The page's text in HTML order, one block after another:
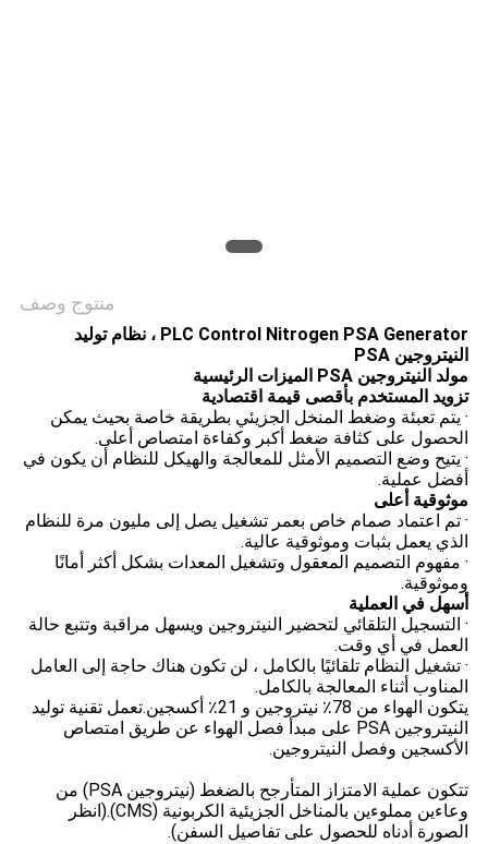
منتوج وصف
PLC Control Nitrogen PSA Generator ، نظام توليد
النيتروجين PSA
مولد النيتروجين PSA الميزات الرئيسية
تزويد المستخدم بأقصى قيمة اقتصادية
· يتم تعبئة وضغط المنخل الجزيئي بطريقة خاصة بحيث يمكن
الحصول على كثافة ضغط أكبر وكفاءة امتصاص أعلى.
· يتيح وضع التصميم الأمثل للمعالجة والهيكل للنظام أن يكون في
أفضل عملية.
موثوقية أعلى
· تم اعتماد صمام خاص بعمر تشغيل يصل إلى مليون مرة للنظام
الذي يعمل بثبات وموثوقية عالية.
· مفهوم التصميم المعقول وتشغيل المعدات بشكل أكثر أمانًا
وموثوقية.
أسهل في العملية
· التسجيل التلقائي لتحضير النيتروجين ويسهل مراقبة وتتبع حالة
العمل في أي وقت.
· تشغيل النظام تلقائيًا بالكامل ، لن تكون هناك حاجة إلى العامل
المناوب أثناء المعالجة بالكامل.
يتكون الهواء من 78٪ نيتروجين و 21٪ أكسجين.تعمل تقنية توليد
النيتروجين PSA على مبدأ فصل الهواء عن طريق امتصاص
الأكسجين وفصل النيتروجين.
تتكون عملية الامتزاز المتأرجح بالضغط (نيتروجين PSA) من
وعاءين مملوءين بالمناخل الجزيئية الكربونية (CMS).(انظر
الصورة أدناه للحصول على تفاصيل السفن).